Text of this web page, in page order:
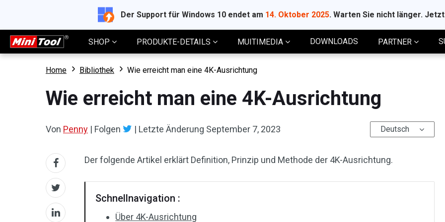
Der Support für Windows 10 endet am 14. Oktober 2025. Warten Sie nicht länger.
SHOP PRODUKTE-DETAILS MUITIMEDIA DOWNLOADS PARTNER
Home Bibliothek Wie erreicht man eine 4K-Ausrichtung
Wie erreicht man eine 4K-Ausrichtung
Von Penny | Folgen | Letzte Änderung September 7, 2023 Deutsch
Der folgende Artikel erklärt Definition, Prinzip und Methode der 4K-Ausrichtung.
Schnellnavigation :
Über 4K-Ausrichtung